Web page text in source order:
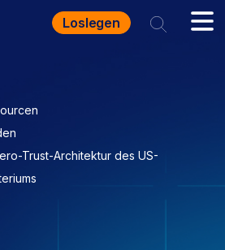
Loslegen
Trust-Architektur des US-